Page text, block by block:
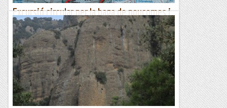
Excursió circular per la baga de noucomes i
les vies mineres.
9/04/22. Agradable excursió pel Bergadà. El punt de sortida
és a uns 100 metres de la Casa Rural Casanova de les
Garrigues, on arribarem des del Poble de Cercs....
Joan asín